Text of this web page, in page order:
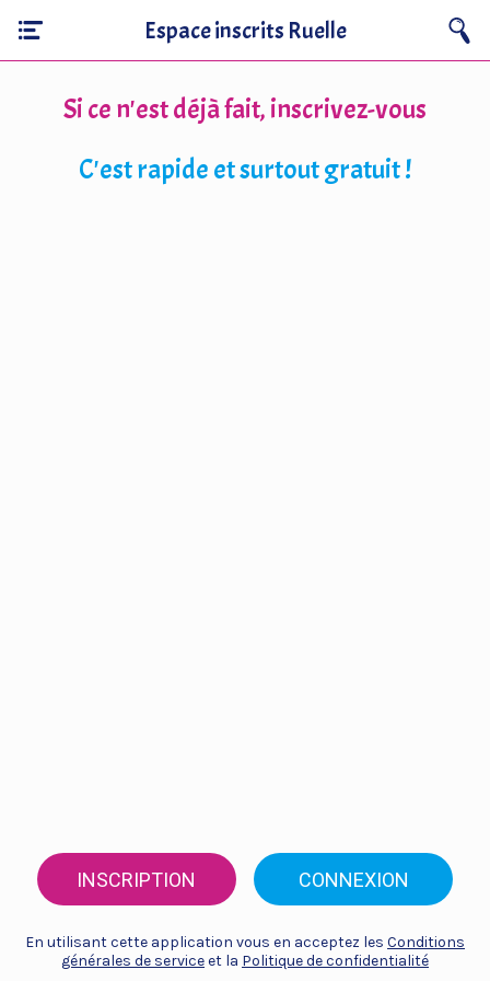
Espace inscrits Ruelle
Si ce n'est déjà fait, inscrivez-vous
C'est rapide et surtout gratuit !
INSCRIPTION CONNEXION
En utilisant cette application vous en acceptez les Conditions
générales de serviceet la Politique de confidentialité